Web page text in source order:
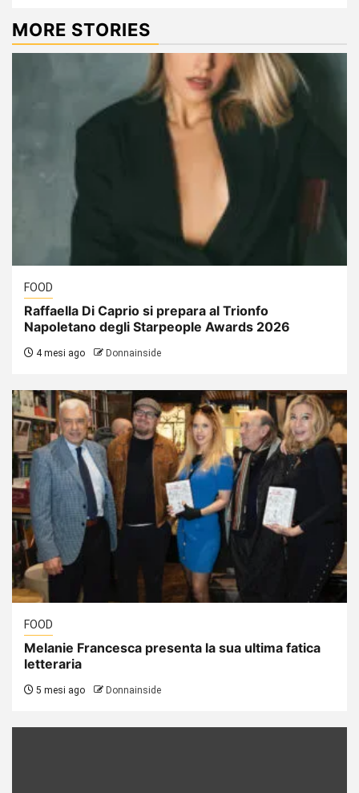
MORE STORIES
FOOD
Raffaella Di Caprio si prepara al Trionfo
Napoletano degli Starpeople Awards 2026
4 mesi ago Donnainside
FOOD
Melanie Francesca presenta la sua ultima fatica
letteraria
5 mesi ago Donnainside